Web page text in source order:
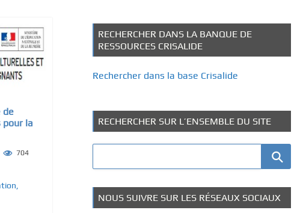
de
pour la
704
RECHERCHER DANS LA BANQUE DE
RESSOURCES CRISALIDE
Rechercher dans la base Crisalide
RECHERCHER SUR L’ENSEMBLE DU SITE
NOUS SUIVRE SUR LES RÉSEAUX SOCIAUX